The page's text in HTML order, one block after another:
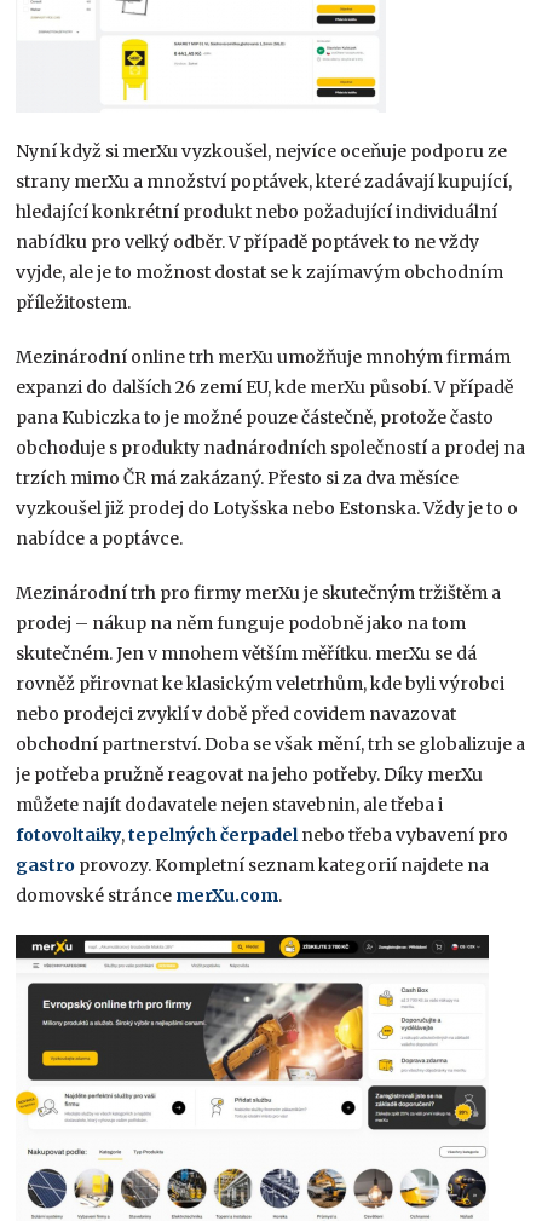
Nyní když si merXu vyzkoušel, nejvíce oceňuje podporu ze
strany merXu a množství poptávek, které zadávají kupující,
hledající konkrétní produkt nebo požadující individuální
nabídku pro velký odběr. V případě poptávek to ne vždy
vyjde, ale je to možnost dostat se k zajímavým obchodním
příležitostem.
Mezinárodní online trh merXu umožňuje mnohým firmám
expanzi do dalších 26 zemí EU, kde merXu působí. V případě
pana Kubiczka to je možné pouze částečně, protože často
obchoduje s produkty nadnárodních společností a prodej na
trzích mimo ČR má zakázaný. Přesto si za dva měsíce
vyzkoušel již prodej do Lotyšska nebo Estonska. Vždy je to o
nabídce a poptávce.
Mezinárodní trh pro firmy merXu je skutečným tržištěm a
prodej – nákup na něm funguje podobně jako na tom
skutečném. Jen v mnohem větším měřítku. merXu se dá
rovněž přirovnat ke klasickým veletrhům, kde byli výrobci
nebo prodejci zvyklí v době před covidem navazovat
obchodní partnerství. Doba se však mění, trh se globalizuje a
je potřeba pružně reagovat na jeho potřeby. Díky merXu
můžete najít dodavatele nejen stavebnin, ale třeba i
fotovoltaiky,tepelných čerpadel nebo třeba vybavení pro
gastro provozy. Kompletní seznam kategorií najdete na
domovské stránce merXu.com.